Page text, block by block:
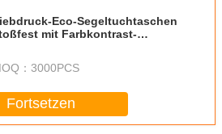
Eco-Segeltuchtaschen
mit Farbkontrast-
： 3000PCS
Fortsetzen